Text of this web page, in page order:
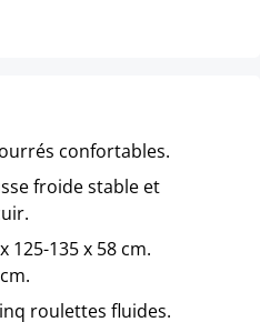
confortables.
froide stable et
125-135 x 58 cm.
roulettes fluides.